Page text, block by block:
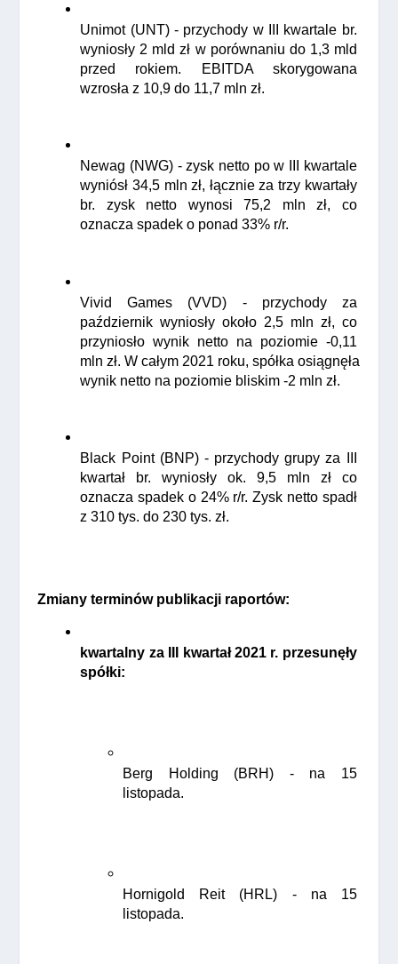
Unimot (UNT) - przychody w III kwartale br.
wyniosły 2 mld zł w porównaniu do 1,3 mld
przed rokiem. EBITDA skorygowana
wzrosła z 10,9 do 11,7 mln zł.
Newag (NWG) - zysk netto po w III kwartale
wyniósł 34,5 mln zł, łącznie za trzy kwartały
br. zysk netto wynosi 75,2 mln zł, co
oznacza spadek o ponad 33% r/r.
Vivid Games (VVD) - przychody za
październik wyniosły około 2,5 mln zł, co
przyniosło wynik netto na poziomie -0,11
mln zł. W całym 2021 roku, spółka osiągnęła
wynik netto na poziomie bliskim -2 mln zł.
Black Point (BNP) - przychody grupy za III
kwartał br. wyniosły ok. 9,5 mln zł co
oznacza spadek o 24% r/r. Zysk netto spadł
z 310 tys. do 230 tys. zł.
Zmiany terminów publikacji raportów:
kwartalny za III kwartał 2021 r. przesunęły
spółki:
Berg Holding (BRH) - na 15
listopada.
Hornigold Reit (HRL) - na 15
listopada.